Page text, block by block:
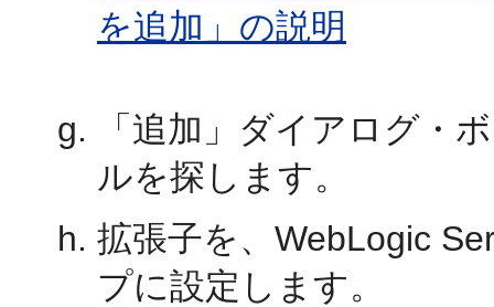
を追加」の説明
「追加」ダイアログ・
ルを探します。
拡張子を、WebLogic
プに設定します。